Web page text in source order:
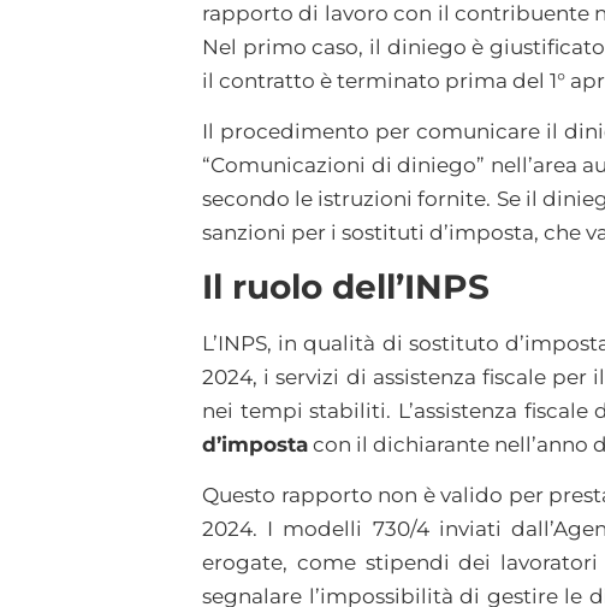
rapporto di lavoro con il contribuente
Nel primo caso, il diniego è
il contratto è terminato prima del 1°
Il procedimento per comunicare il
“Comunicazioni di diniego” nell’area
secondo le istruzioni fornite. Se il
sanzioni per i sostituti d’imposta, che
Il ruolo dell’INPS
L’INPS, in qualità di sostituto
2024, i servizi di assistenza fiscale
nei tempi stabiliti. L’assistenza fiscale
d’imposta con il dichiarante nell’anno
Questo rapporto non è valido per
2024. I modelli 730/4 inviati
erogate, come stipendi dei lavoratori
segnalare l’impossibilità di gestire le